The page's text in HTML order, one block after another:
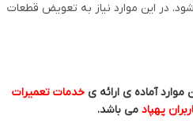
در این موارد نیاز به تعویض قطعات
موارد آماده ی ارائه ی خدمات تعمیرات
پهپاد می باشد.